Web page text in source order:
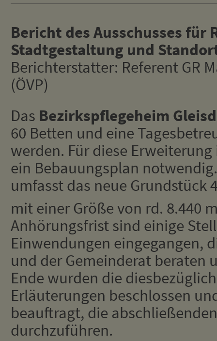
Bericht des Ausschusses für
Stadtgestaltung und
Berichterstatter: Referent GR
(ÖVP)
Das Bezirkspflegeheim
60 Betten und eine
werden. Für diese
ein Bebauungsplan
umfasst das neue Grundstück
mit einer Größe von rd. 8.440
Anhörungsfrist sind einige
Einwendungen eingegangen,
und der Gemeinderat beraten
Ende wurden die
Erläuterungen beschlossen
beauftragt, die
durchzuführen.